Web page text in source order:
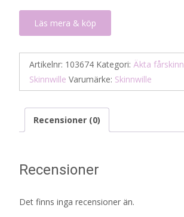
Läs mera & köp
Artikelnr: 103674 Kategori: Äkta fårskinn
Skinnwille Varumärke: Skinnwille
Recensioner (0)
Recensioner
Det finns inga recensioner än.